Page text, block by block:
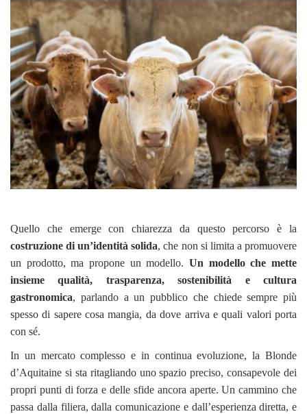
Quello che emerge con chiarezza da questo percorso è la
costruzione di un’identità solida, che non si limita a promuovere
un prodotto, ma propone un modello. Un modello che mette
insieme qualità, trasparenza, sostenibilità e cultura
gastronomica, parlando a un pubblico che chiede sempre più
spesso di sapere cosa mangia, da dove arriva e quali valori porta
con sé.
In un mercato complesso e in continua evoluzione, la Blonde
d’Aquitaine si sta ritagliando uno spazio preciso, consapevole dei
propri punti di forza e delle sfide ancora aperte. Un cammino che
passa dalla filiera, dalla comunicazione e dall’esperienza diretta, e